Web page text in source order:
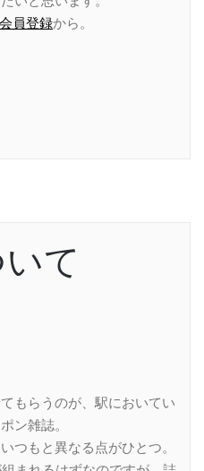
会員登録から。
て
もらうのが、駅においてい
ン雑誌。
つもと異なる点がひとつ。